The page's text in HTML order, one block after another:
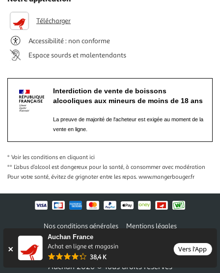
Auchan France
Achat en ligne et magasin
38,4 K
Vers l'App
Télécharger
Accessibilité : non conforme
Espace sourds et malentendants
Interdiction de vente de boissons
alcooliques aux mineurs de moins de 18 ans
La preuve de majorité de l'acheteur est exigée au moment de la
vente en ligne.
* Voir les conditions en cliquant ici
** L’abus d’alcool est dangereux pour la santé, à consommer avec modération
Pour votre santé, évitez de grignoter entre les repas. www.mangerbouger.fr
Nos conditions générales
Mentions légales
Conditions des offres et promotions
Politique de confidentialité
Informations légales marketplace
Auchan 2026 © Tous droits réservés